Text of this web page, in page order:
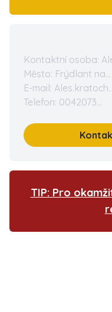
Kontaktní osoba:
Město: Frýdlant na...
E-mail:
Telefon: 0042073...
TIP: Pro